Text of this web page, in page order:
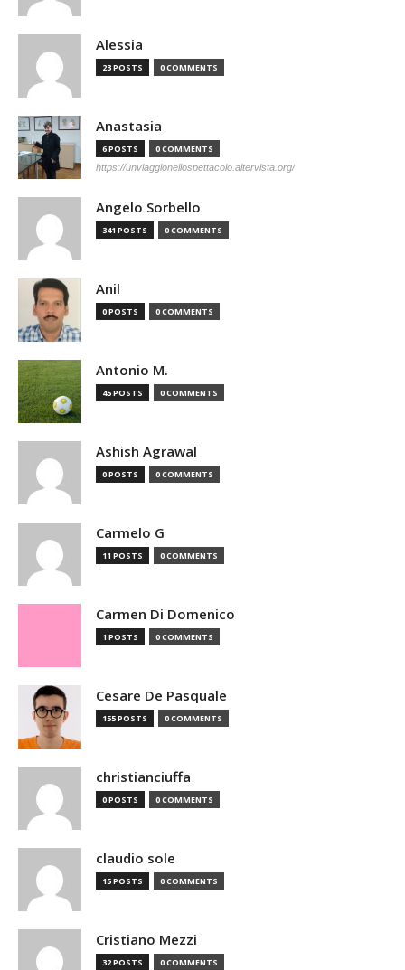
Alessia
23 POSTS 0 COMMENTS
Anastasia
6 POSTS 0 COMMENTS
https://unviaggionellospettacolo.altervista.org/
Angelo Sorbello
341 POSTS 0 COMMENTS
Anil
0 POSTS 0 COMMENTS
Antonio M.
45 POSTS 0 COMMENTS
Ashish Agrawal
0 POSTS 0 COMMENTS
Carmelo G
11 POSTS 0 COMMENTS
Carmen Di Domenico
1 POSTS 0 COMMENTS
Cesare De Pasquale
155 POSTS 0 COMMENTS
christianciuffa
0 POSTS 0 COMMENTS
claudio sole
15 POSTS 0 COMMENTS
Cristiano Mezzi
32 POSTS 0 COMMENTS